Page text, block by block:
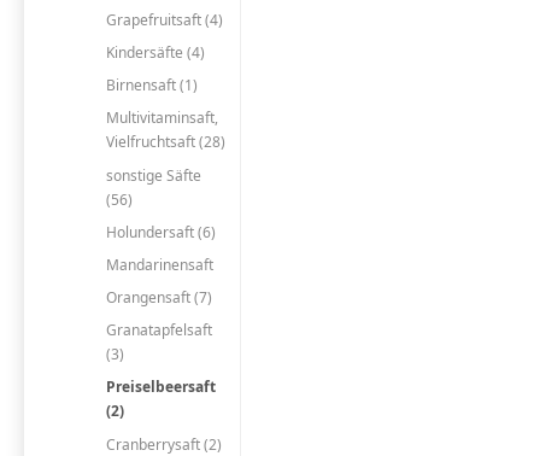
Grapefruitsaft (4)
Kindersäfte (4)
Birnensaft (1)
Multivitaminsaft,
Vielfruchtsaft (28)
sonstige Säfte
(56)
Holundersaft (6)
Mandarinensaft
Orangensaft (7)
Granatapfelsaft
(3)
Preiselbeersaft
(2)
Cranberrysaft (2)